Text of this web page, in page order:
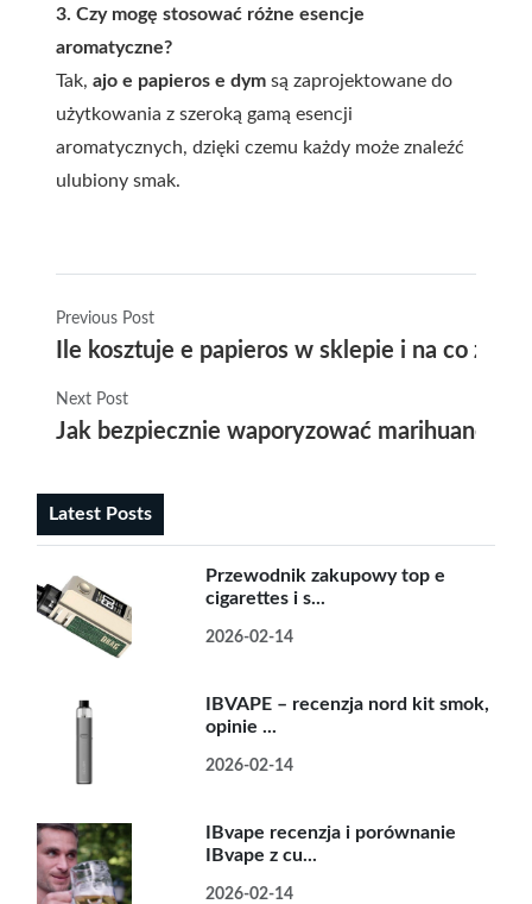
3. Czy mogę stosować różne esencje
aromatyczne?
Tak, ajo e papieros e dym są zaprojektowane do
użytkowania z szeroką gamą esencji
aromatycznych, dzięki czemu każdy może znaleźć
ulubiony smak.
Previous Post
Ile kosztuje e papieros w sklepie i na co
Next Post
Jak bezpiecznie waporyzować marihuanę –
Latest Posts
Przewodnik zakupowy top e
cigarettes i s...
2026-02-14
IBVAPE – recenzja nord kit smok,
opinie ...
2026-02-14
IBvape recenzja i porównanie
IBvape z cu...
2026-02-14